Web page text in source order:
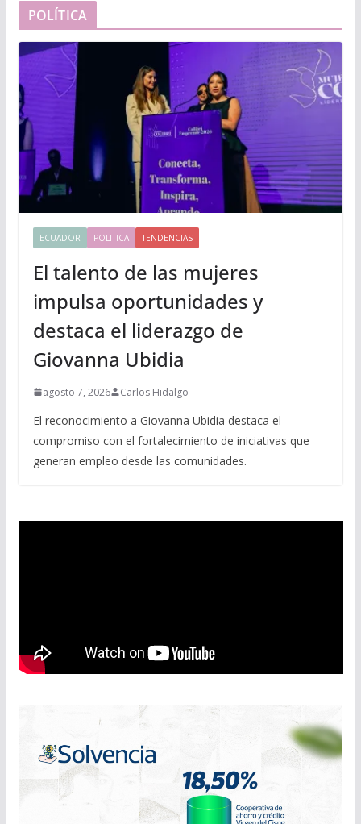
POLÍTICA
ECUADOR POLITICA TENDENCIAS
El talento de las mujeres
impulsa oportunidades y
destaca el liderazgo de
Giovanna Ubidia
agosto 7, 2026 Carlos Hidalgo
El reconocimiento a Giovanna Ubidia destaca el
compromiso con el fortalecimiento de iniciativas que
generan empleo desde las comunidades.